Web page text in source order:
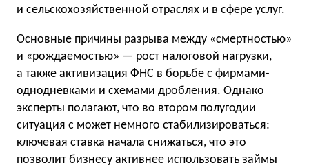
и сельскохозяйственной отраслях и в сфере услуг.
Основные причины разрыва между «смертностью»
и «рождаемостью» — рост налоговой нагрузки,
а также активизация ФНС в борьбе с фирмами-
однодневками и схемами дробления. Однако
эксперты полагают, что во втором полугодии
ситуация с может немного стабилизироваться:
ключевая ставка начала снижаться, что это
позволит бизнесу активнее использовать займы